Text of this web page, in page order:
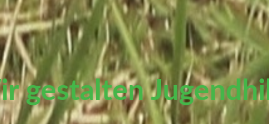
gestalten